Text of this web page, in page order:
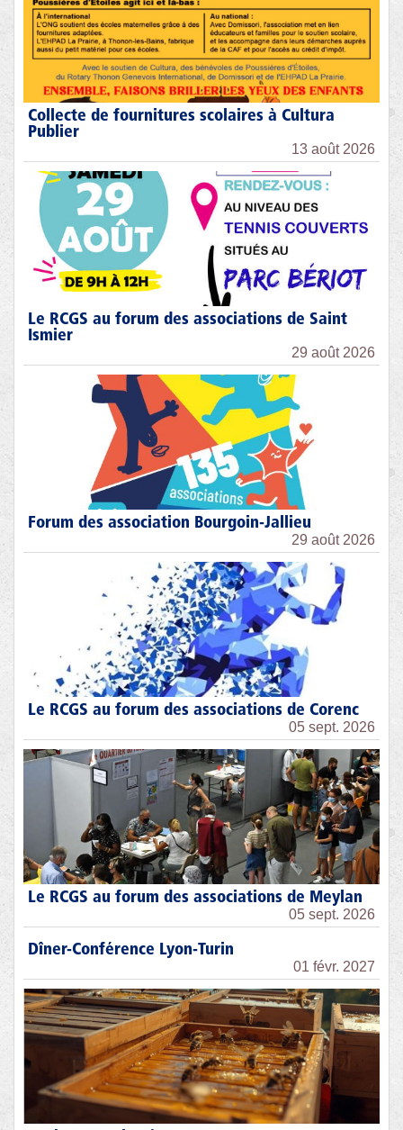
Collecte de fournitures scolaires à Cultura
Publier
13 août 2026
Le RCGS au forum des associations de Saint
Ismier
29 août 2026
Forum des association Bourgoin-Jallieu
29 août 2026
Le RCGS au forum des associations de Corenc
05 sept. 2026
Le RCGS au forum des associations de Meylan
05 sept. 2026
Dîner-Conférence Lyon-Turin
01 févr. 2027